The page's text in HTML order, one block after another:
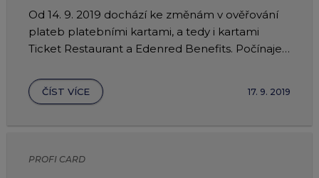
Od 14. 9. 2019 dochází ke změnám v ověřování
plateb platebními kartami, a tedy i kartami
Ticket Restaurant a Edenred Benefits. Počínaje
režimu tzv. silné autentizace neboli silného
ověření klienta.
ČÍST VÍCE 17. 9. 2019
PROFI CARD